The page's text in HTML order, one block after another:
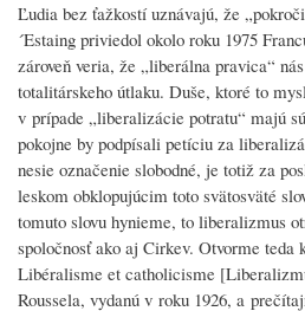
Ľudia bez ťažkostí uznávajú, že
´Estaing priviedol okolo roku 1975
zároveň veria, že „liberálna pravica“
totalitárskeho útlaku. Duše, ktoré to
v prípade „liberalizácie potratu“ majú
pokojne by podpísali petíciu za
nesie označenie slobodné, je totiž za
leskom obklopujúcim toto svätosväté
tomuto slovu hynieme, to liberalizmus
spoločnosť ako aj Cirkev. Otvorme teda
Libéralisme et catholicisme [
Roussela, vydanú v roku 1926, a